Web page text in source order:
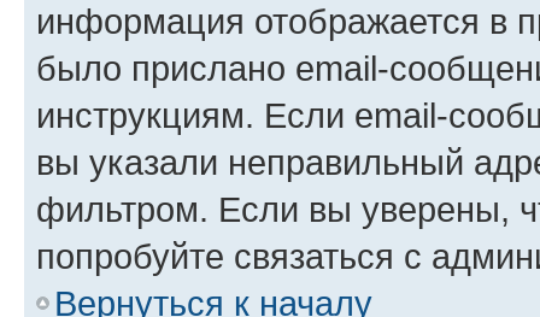
информация отображается в
было прислано email-
инструкциям. Если email-
вы указали неправильный
фильтром. Если вы уверены,
попробуйте связаться с
Вернуться к началу